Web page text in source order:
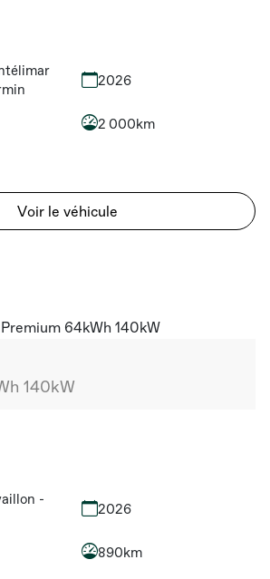
2026
2 000km
Voir le véhicule
140kW
-
2026
890km